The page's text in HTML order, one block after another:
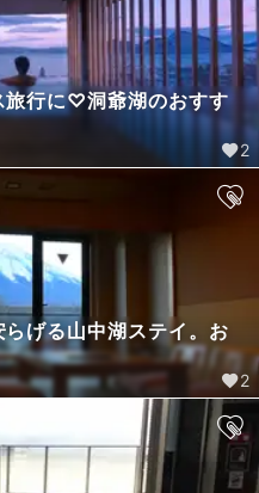
旅行に♡洞爺湖のおすす
2
げる山中湖ステイ。お
2